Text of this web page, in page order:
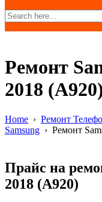
Ремонт
2018
Home › Ремонт
Samsung › Ремонт
Прайс на
2018 (A920)